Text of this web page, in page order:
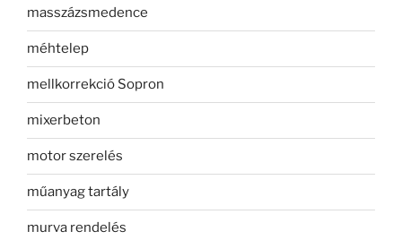
masszázsmedence
méhtelep
mellkorrekció Sopron
mixerbeton
motor szerelés
műanyag tartály
murva rendelés